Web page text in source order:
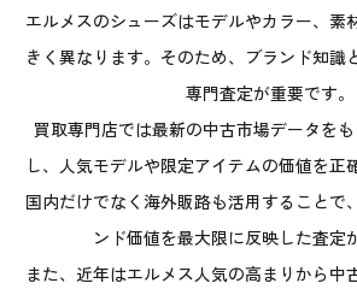
エルメスのシューズはモデルやカラー、素
きく異なります。そのため、ブランド知識
専門査定が重要です。
買取専門店では最新の中古市場データを
し、人気モデルや限定アイテムの価値を正
国内だけでなく海外販路も活用することで
ンド価値を最大限に反映した査定
また、近年はエルメス人気の高まりから中